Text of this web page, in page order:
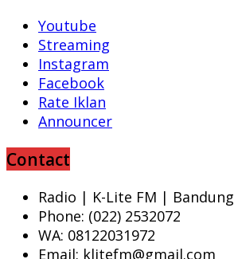
Youtube
Streaming
Instagram
Facebook
Rate Iklan
Announcer
Contact
Radio | K-Lite FM | Bandung
Phone: (022) 2532072
WA: 08122031972
Email: klitefm@gmail.com